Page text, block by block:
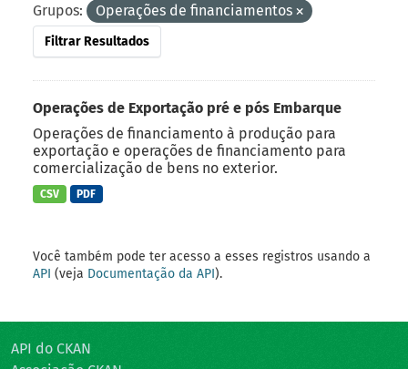
Grupos:
Operações de financiamentos
Filtrar Resultados
Operações de Exportação pré e pós Embarque
Operações de financiamento à produção para
exportação e operações de financiamento para
comercialização de bens no exterior.
CSV PDF
Você também pode ter acesso a esses registros usando a
API (veja Documentação da API).
API do CKAN